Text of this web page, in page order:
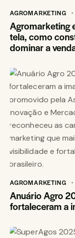
AGROMARKETING
Agromarketing
tela, como
dominar a
AGROMARKETING
Anuário Agro
fortaleceram a